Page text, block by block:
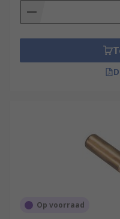
Op voorraad